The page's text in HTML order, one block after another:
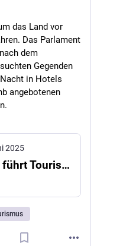
das Land vor
Das Parlament
dem
Gegenden
in Hotels
angebotenen
2025
Norwegen führt Tourismusabgabe ein